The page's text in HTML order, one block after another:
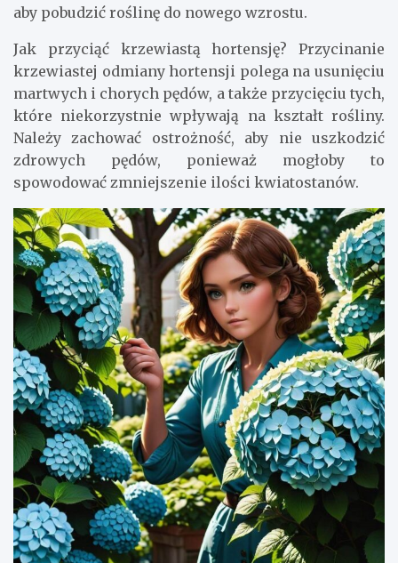
aby pobudzić roślinę do nowego wzrostu.
Jak przyciąć krzewiastą hortensję? Przycinanie
krzewiastej odmiany hortensji polega na usunięciu
martwych i chorych pędów, a także przycięciu tych,
które niekorzystnie wpływają na kształt rośliny.
Należy zachować ostrożność, aby nie uszkodzić
zdrowych pędów, ponieważ mogłoby to
spowodować zmniejszenie ilości kwiatostanów.